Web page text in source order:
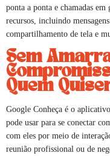
ponta a ponta e chamadas
recursos, incluindo
compartilhamento de tela e
Sem
Quem
Google Conheça é o
pode usar para se conectar
com eles por meio de
reunião profissional ou de